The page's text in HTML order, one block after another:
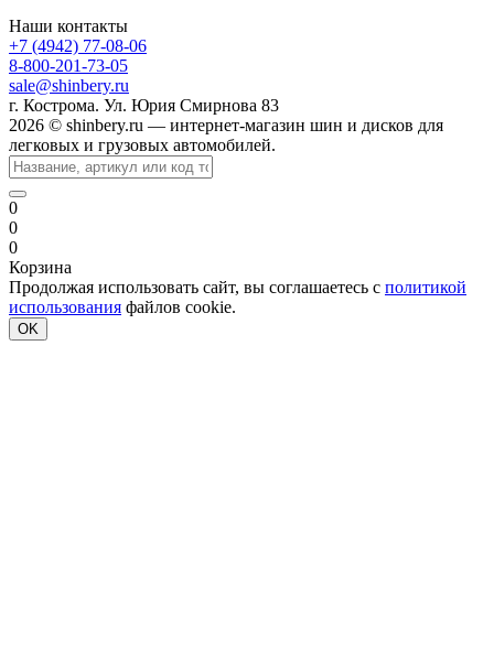
Наши контакты
+7 (4942) 77-08-06
8-800-201-73-05
sale@shinbery.ru
г. Кострома. Ул. Юрия Смирнова 83
2026 © shinbery.ru — интернет-магазин шин и дисков для
легковых и грузовых автомобилей.
0
0
0
Корзина
Продолжая использовать сайт, вы соглашаетесь с политикой
использования файлов cookie.
OK